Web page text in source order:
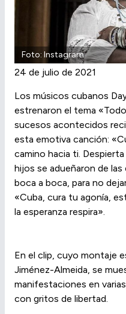
Foto: Instagram
24 de julio de 2021
Los músicos cubanos
estrenaron el tema
sucesos acontecidos
esta emotiva canción:
camino hacia ti.
hijos se adueñaron de
boca a boca, para no
«Cuba, cura tu agonía,
la esperanza respira».
En el clip, cuyo montaje
Jiménez-Almeida, se
manifestaciones en
con gritos de libertad.